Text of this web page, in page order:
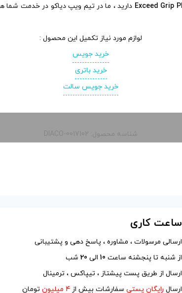
دارید ، ما در تیم ویپ دیاکو در خدمت شما
لوازم مورد نیاز تکمیل این محصول :
خرید جویس
خرید باتری
خرید جویس سالت
شناسه محصول: DIACO-0017102
ساعت کاری
ارسالی مرسولات ، مشاوره ، پاسخ دهی و پشتیبانی
از شنبه تا پنجشنه ساعت 10الی 20شب
ارسال از طریق پست پیشتاز ، تیپاکس ، ترمینال
ارسال رایگان پستی سفارشات بیش از 4 میلیون تومان